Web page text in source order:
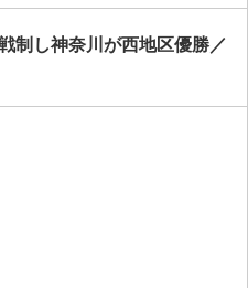
制し神奈川が西地区優勝／